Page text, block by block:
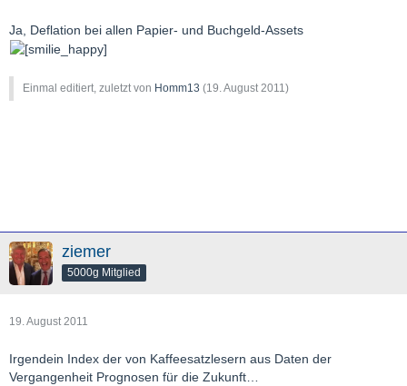
Ja, Deflation bei allen Papier- und Buchgeld-Assets
Einmal editiert, zuletzt von Homm13 (19. August 2011)
ziemer
5000g Mitglied
19. August 2011
Irgendein Index der von Kaffeesatzlesern aus Daten der
Vergangenheit Prognosen für die Zukunft…